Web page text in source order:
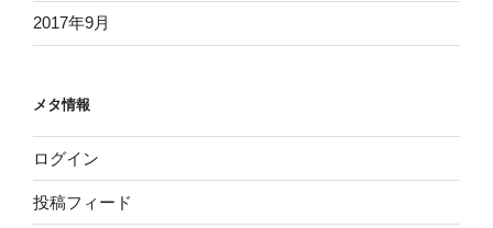
2017年9月
メタ情報
ログイン
投稿フィード